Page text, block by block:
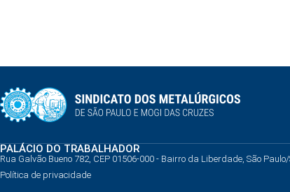
PALÁCIO DO TRABALHADOR
Rua Galvão Bueno 782, CEP 01506-000 - Bairro da Liberdade, São Paulo/
Política de privacidade